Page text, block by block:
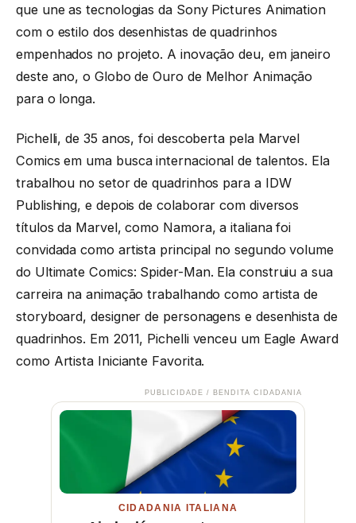
que une as tecnologias da Sony Pictures Animation
com o estilo dos desenhistas de quadrinhos
empenhados no projeto. A inovação deu, em janeiro
deste ano, o Globo de Ouro de Melhor Animação
para o longa.
Pichelli, de 35 anos, foi descoberta pela Marvel
Comics em uma busca internacional de talentos. Ela
trabalhou no setor de quadrinhos para a IDW
Publishing, e depois de colaborar com diversos
títulos da Marvel, como Namora, a italiana foi
convidada como artista principal no segundo volume
do Ultimate Comics: Spider-Man. Ela construiu a sua
carreira na animação trabalhando como artista de
storyboard, designer de personagens e desenhista de
quadrinhos. Em 2011, Pichelli venceu um Eagle Award
como Artista Iniciante Favorita.
PUBLICIDADE / BENDITA CIDADANIA
CIDADANIA ITALIANA